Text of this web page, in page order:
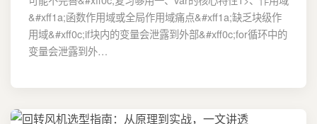
&#xff1a;函数作用域或全局作用域痛点&#xff1a;缺乏块级作
用域&#xff0c;if块内的变量会泄露到外部&#xff0c;for循环中的
变量会泄露到外…